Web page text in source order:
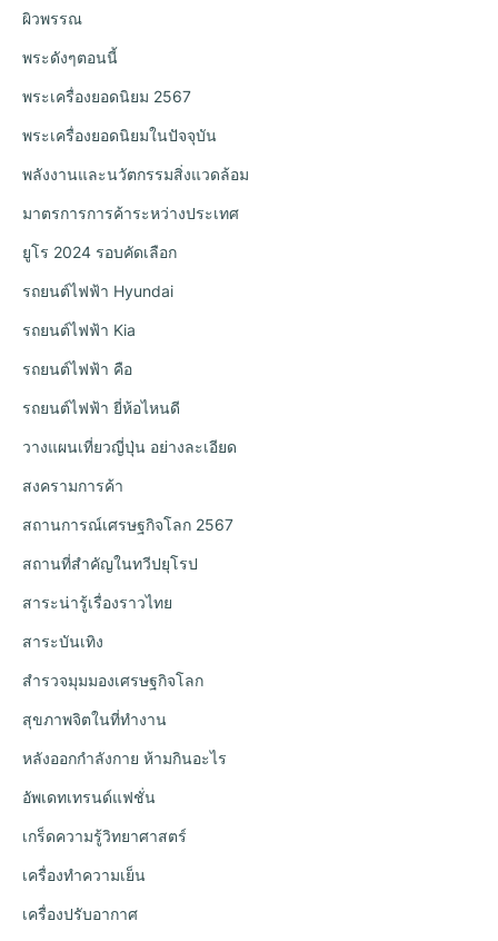
ผิวพรรณ
พระดังๆตอนนี้
พระเครื่องยอดนิยม 2567
พระเครื่องยอดนิยมในปัจจุบัน
พลังงานและนวัตกรรมสิ่งแวดล้อม
มาตรการการค้าระหว่างประเทศ
ยูโร 2024 รอบคัดเลือก
รถยนต์ไฟฟ้า Hyundai
รถยนต์ไฟฟ้า Kia
รถยนต์ไฟฟ้า คือ
รถยนต์ไฟฟ้า ยี่ห้อไหนดี
วางแผนเที่ยวญี่ปุ่น อย่างละเอียด
สงครามการค้า
สถานการณ์เศรษฐกิจโลก 2567
สถานที่สำคัญในทวีปยุโรป
สาระน่ารู้เรื่องราวไทย
สาระบันเทิง
สำรวจมุมมองเศรษฐกิจโลก
สุขภาพจิตในที่ทำงาน
หลังออกกําลังกาย ห้ามกินอะไร
อัพเดทเทรนด์แฟชั่น
เกร็ดความรู้วิทยาศาสตร์
เครื่องทำความเย็น
เครื่องปรับอากาศ